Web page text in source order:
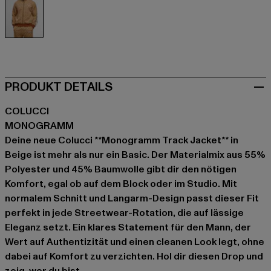
PRODUKT DETAILS
COLUCCI
MONOGRAMM
Deine neue Colucci **Monogramm Track Jacket** in
Beige ist mehr als nur ein Basic. Der Materialmix aus 55%
Polyester und 45% Baumwolle gibt dir den nötigen
Komfort, egal ob auf dem Block oder im Studio. Mit
normalem Schnitt und Langarm-Design passt dieser Fit
perfekt in jede Streetwear-Rotation, die auf lässige
Eleganz setzt. Ein klares Statement für den Mann, der
Wert auf Authentizität und einen cleanen Look legt, ohne
dabei auf Komfort zu verzichten. Hol dir diesen Drop und